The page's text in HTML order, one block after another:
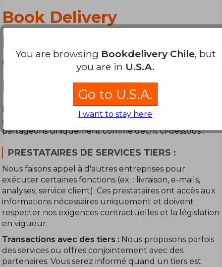
Book Delivery
partage-t-il vos
données
personnelles ?
Les informations clients font partie intégrante de notre
activité. Nous ne les vendons pas à des tiers. Nous les
partageons uniquement comme décrit ci-dessous :
PRESTATAIRES DE SERVICES TIERS :
Nous faisons appel à d'autres entreprises pour
exécuter certaines fonctions (ex. : livraison, e-mails,
analyses, service client). Ces prestataires ont accès aux
informations nécessaires uniquement et doivent
respecter nos exigences contractuelles et la législation
en vigueur.
Transactions avec des tiers : Nous proposons parfois
des services ou offres conjointement avec des
partenaires. Vous serez informé quand un tiers est
You are browsing Bookdelivery Chile, but
you are in U.S.A.
Go to U.S.A.
I want to stay here